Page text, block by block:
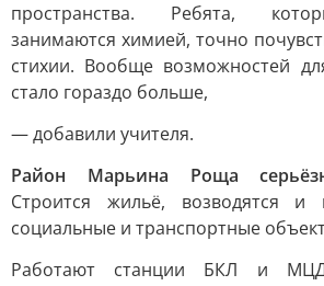
пространства. Ребята,
занимаются химией, точно
стихии. Вообще возможностей
стало гораздо больше,
— добавили учителя.
Район Марьина Роща
Строится жильё, возводятся и
социальные и транспортные
Работают станции БКЛ и МЦД,